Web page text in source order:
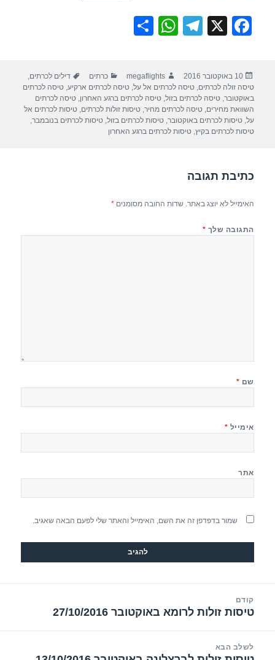
F
e
b
o
X
T
gr
a
m
W
s
A
p
e
פורסם
בתאריך
10 באוקטובר 2016 מחבר
megaflights קטגוריות
כרתים תגיות
דילים לכרתים,
טיסה זולה לכרתים,טיסה לכרתים אל על,טיסה לכרתים ארקיע,טיסה לכרתים
באוקטובר,טיסה לכרתים בזול,טיסה לכרתים ברגע האחרון,טיסה לכרתים
השוואת מחירים,טיסה לכרתים מחיר,טיסות זולות לכרתים,טיסות לכרתים אל
על,טיסות לכרתים באוקטובר,טיסות לכרתים בזול,טיסות לכרתים בנובמבר,
טיסות לכרתים בקיץ,טיסות לכרתים ברגע האחרון
כתיבת תגובה
האימייל לא יוצג באתר. שדות החובה מסומנים*
התגובה שלך *
שם *
אימייל *
אתר
שמור בדפדפן זה את השם, האימייל והאתר שלי לפעם הבאה שאגיב.
קודם
הפוסט
טיסות זולות לרומא באוקטובר 27/10/2016
לשלב הבא